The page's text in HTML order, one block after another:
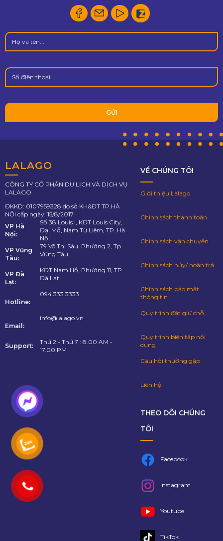
LALAGO
CÔNG TY CỔ PHẦN DU LỊCH VÀ DỊCH VỤ
LALAGO
ĐKKD: 0107959328 do sở KH&ĐT TP.HÀ
NỘI cấp ngày: 15/8/2017
VP Hà
Nội:
Số 38 Louis I, KĐT Louis City,
Đại Mỗ, Nam Từ Liêm, TP. Hà
Nội
VP Vũng
Tàu:
79 Võ Thị Sáu, Phường 2, Tp.
Vũng Tàu
VP Đà
Lạt:
KĐT Nam Hồ, Phường 11, TP.
Đà Lạt
Hotline:
094 333 3333
Email:
info@lalago.vn
Support:
Thứ 2 - Thứ 7 : 8.00 AM -
17.00 PM
VỀ CHÚNG TÔI
Giới thiệu Lalago
Chính sách thanh toán
Chính sách vận chuyển
Chính sách hủy/ hoàn trả
Chính sách bảo mật
thông tin
Quy trình đặt giữ chỗ
Quy trình biên tập nội
dung
Câu hỏi thường gặp
Liên hệ
THEO DÕI CHÚNG
TÔI
Facebook
Instagram
Youtube
TikTok